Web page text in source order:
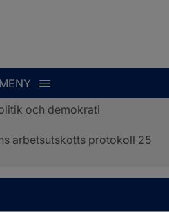
MENY
och demokrati
arbetsutskotts protokoll 25